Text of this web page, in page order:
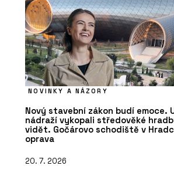
NOVINKY A NÁZORY
Nový stavební zákon budí emoce.
nádraží vykopali středověké
vidět. Gočárovo schodiště v
oprava
20. 7. 2026